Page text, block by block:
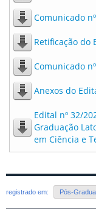
Comunicado
Retificação do
Comunicado
Anexos do
Edital nº 32/
Graduação
em Ciência e
registrado em: Pós-